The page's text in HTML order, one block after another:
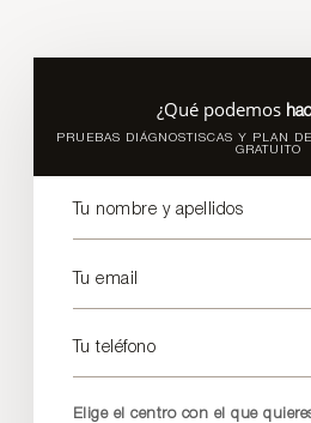
¿Qué podemos
PRUEBAS DIÁGNOSTISCAS Y PLAN
GRATUITO
Tu nombre y apellidos
Tu email
Tu teléfono
Elige el centro con el que